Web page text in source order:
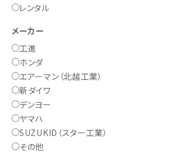
レンタル
メーカー
工進
ホンダ
エアーマン（北越工業）
新ダイワ
デンヨー
ヤマハ
SUZUKID（スター工業）
その他